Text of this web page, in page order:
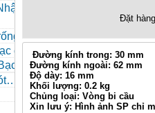
tự
đạn
Đặt hàng
Đường kính trong: 30 mm
Đường kính ngoài: 62 mm
Độ dày: 16 mm
Khối lượng: 0.2 kg
Chủng loại: Vòng bi cầu
Xin lưu ý: Hình ảnh SP chỉ